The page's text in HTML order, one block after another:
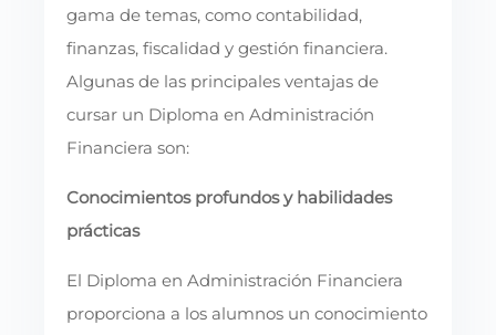
gama de temas, como contabilidad,
finanzas, fiscalidad y gestión financiera.
Algunas de las principales ventajas de
cursar un Diploma en Administración
Financiera son:
Conocimientos profundos y habilidades
prácticas
El Diploma en Administración Financiera
proporciona a los alumnos un conocimiento